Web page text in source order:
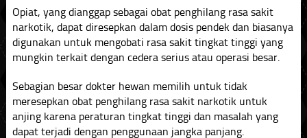
Opiat, yang dianggap sebagai obat penghilang rasa sakit
narkotik, dapat diresepkan dalam dosis pendek dan biasanya
digunakan untuk mengobati rasa sakit tingkat tinggi yang
mungkin terkait dengan cedera serius atau operasi besar.
Sebagian besar dokter hewan memilih untuk tidak
meresepkan obat penghilang rasa sakit narkotik untuk
anjing karena peraturan tingkat tinggi dan masalah yang
dapat terjadi dengan penggunaan jangka panjang.